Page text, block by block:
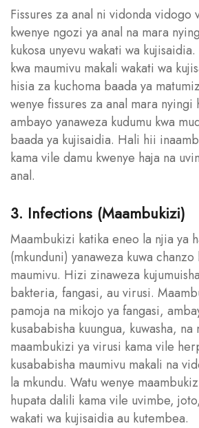
Fissures za anal ni vidonda vidogo
kwenye ngozi ya anal na mara
kukosa unyevu wakati wa
kwa maumivu makali wakati wa
hisia za kuchoma baada ya
wenye fissures za anal mara nyingi
ambayo yanaweza kudumu kwa
baada ya kujisaidia. Hali hii
kama vile damu kwenye haja na
anal.
3. Infections (Maambukizi)
Maambukizi katika eneo la njia ya
(mkunduni) yanaweza kuwa
maumivu. Hizi zinaweza
bakteria, fangasi, au virusi.
pamoja na mikojo ya fangasi,
kusababisha kuungua, kuwasha, na
maambukizi ya virusi kama vile
kusababisha maumivu makali na
la mkundu. Watu wenye
hupata dalili kama vile uvimbe,
wakati wa kujisaidia au kutembea.